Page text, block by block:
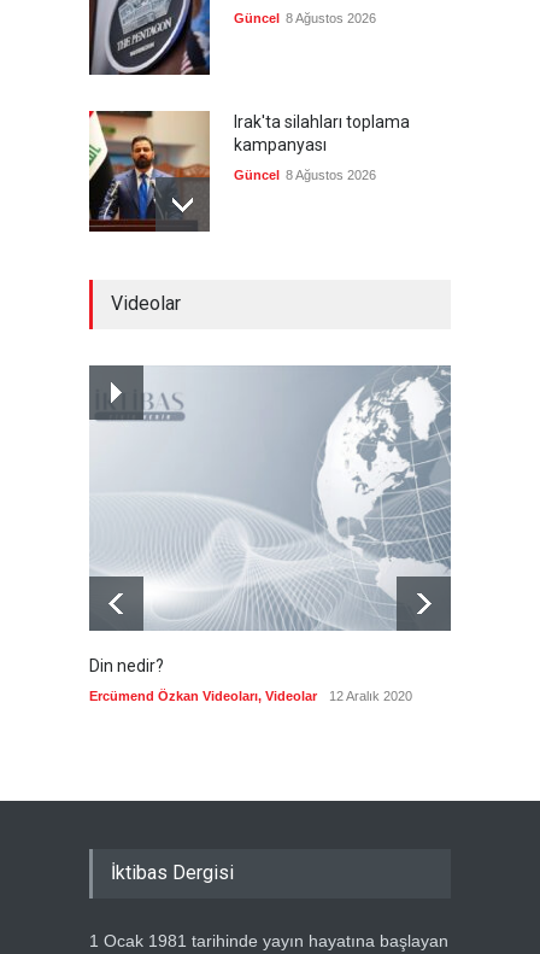
Güncel 8 Ağustos 2026
Irak'ta silahları toplama
kampanyası
Güncel 8 Ağustos 2026
Gazze'de hayata tutunmak
8 Ağustos 2026
Videolar
Din nedir?
Ercümend Özkan Videoları, Videolar 12 Aralık 2020
İktibas Dergisi
1 Ocak 1981 tarihinde yayın hayatına başlayan